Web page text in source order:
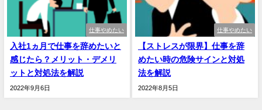
仕事やめたい
入社1ヵ月で仕事を辞めたいと
感じたら？メリット・デメリ
ットと対処法を解説
2022年9月6日
仕事やめたい
【ストレスが限界】仕事を辞
めたい時の危険サインと対処
法を解説
2022年8月5日